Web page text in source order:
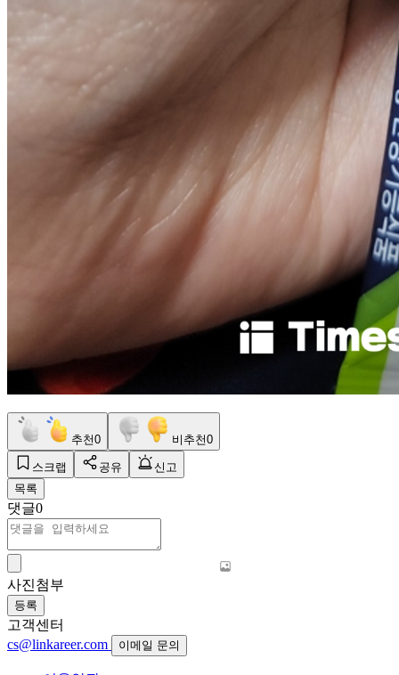
추천0 비추천0
스크랩 공유
신고
목록
댓글0
사진첨부
등록
고객센터
cs@linkareer.com
이메일 문의